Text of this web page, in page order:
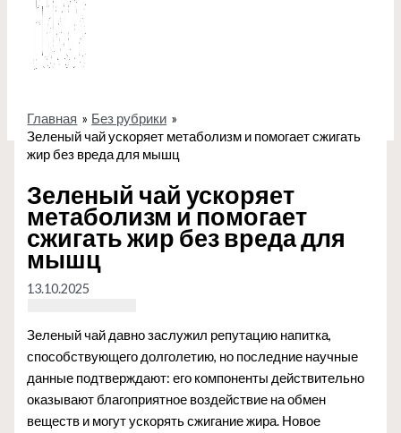
Главная
Без рубрики
Зеленый чай ускоряет метаболизм и помогает сжигать
жир без вреда для мышц
Зеленый чай ускоряет
метаболизм и помогает
сжигать жир без вреда для
мышц
13.10.2025
Зеленый чай давно заслужил репутацию напитка,
способствующего долголетию, но последние научные
данные подтверждают: его компоненты действительно
оказывают благоприятное воздействие на обмен
веществ и могут ускорять сжигание жира. Новое